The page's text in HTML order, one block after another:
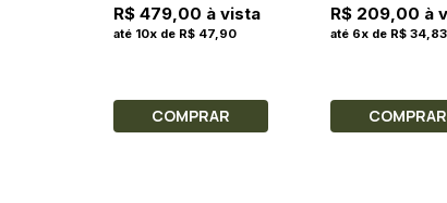
R$ 479,00 à vista
até 10x de R$ 47,90
COMPRAR
R$ 209,00 à
até 6x de R$ 34,83
COMPRAR